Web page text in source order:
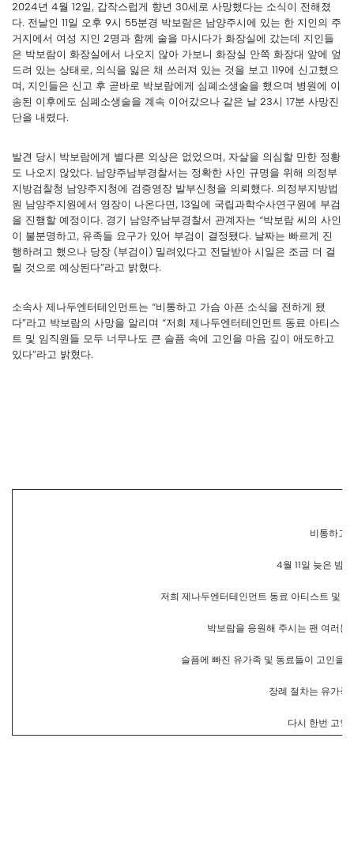
2024년 4월 12일, 갑작스럽게 향년 30세로 사망했다는 소식이 전해졌
다. 전날인 11일 오후 9시 55분경 박보람은 남양주시에 있는 한 지인의 주
거지에서 여성 지인 2명과 함께 술을 마시다가 화장실에 갔는데 지인들
은 박보람이 화장실에서 나오지 않아 가보니 화장실 안쪽 화장대 앞에 엎
드려 있는 상태로, 의식을 잃은 채 쓰러져 있는 것을 보고 119에 신고했으
며, 지인들은 신고 후 곧바로 박보람에게 심폐소생술을 했으며 병원에 이
송된 이후에도 심폐소생술을 계속 이어갔으나 같은 날 23시 17분 사망진
단을 내렸다.
발견 당시 박보람에게 별다른 외상은 없었으며, 자살을 의심할 만한 정황
도 나오지 않았다. 남양주남부경찰서는 정확한 사인 규명을 위해 의정부
지방검찰청 남양주지청에 검증영장 발부신청을 의뢰했다. 의정부지방법
원 남양주지원에서 영장이 나온다면, 13일에 국립과학수사연구원에 부검
을 진행할 예정이다. 경기 남양주남부경찰서 관계자는 “박보람 씨의 사인
이 불분명하고, 유족들 요구가 있어 부검이 결정됐다. 날짜는 빠르게 진
행하려고 했으나 당장 (부검이) 밀려있다고 전달받아 시일은 조금 더 걸
릴 것으로 예상된다”라고 밝혔다.
소속사 제나두엔터테인먼트는 “비통하고 가슴 아픈 소식을 전하게 됐
다”라고 박보람의 사망을 알리며 “저희 제나두엔터테인먼트 동료 아티스
트 및 임직원들 모두 너무나도 큰 슬픔 속에 고인을 마음 깊이 애도하고
있다”라고 밝혔다.
비통하고
4월 11일 늦은 밤
저희 제나두엔터테인먼트 동료 아티스트 및
박보람을 응원해 주시는 팬 여러
슬픔에 빠진 유가족 및 동료들이 고인을
장례 절차는 유가족
다시 한번 고인